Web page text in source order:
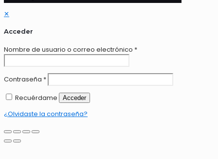
✕
Acceder
Nombre de usuario o correo electrónico *
Contraseña *
Recuérdame
Acceder
¿Olvidaste la contraseña?